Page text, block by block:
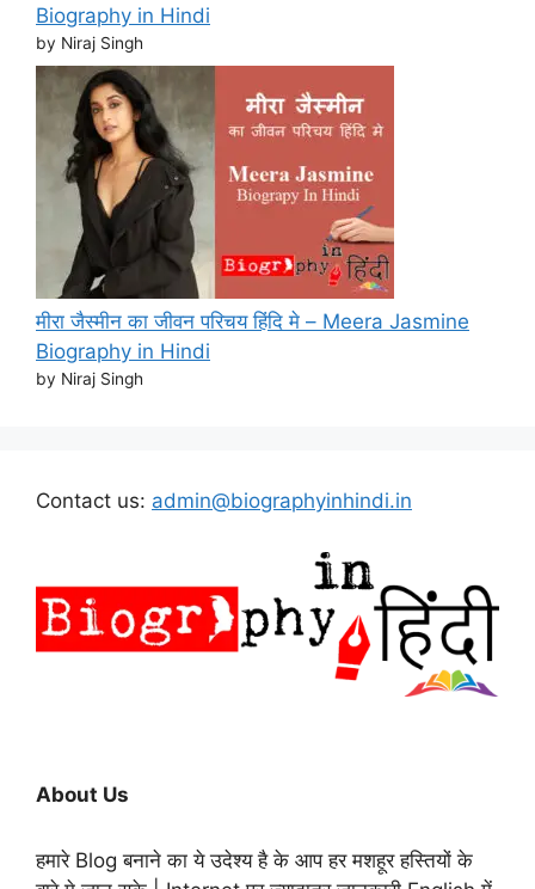
Biography in Hindi
by Niraj Singh
मीरा जैस्मीन का जीवन परिचय हिंदि मे – Meera Jasmine
Biography in Hindi
by Niraj Singh
Contact us: admin@biographyinhindi.in
About Us
हमारे Blog बनाने का ये उदेश्य है के आप हर मशहूर हस्तियों के